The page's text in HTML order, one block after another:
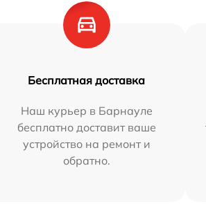
Бесплатная доставка
Наш курьер в Барнауле
бесплатно доставит ваше
устройство на ремонт и
обратно.